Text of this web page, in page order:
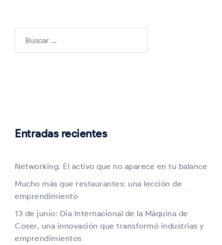
Entradas recientes
Networking. El activo que no aparece en tu balance
Mucho más que restaurantes: una lección de
emprendimiento
13 de junio: Día Internacional de la Máquina de
Coser, una innovación que transformó industrias y
emprendimientos